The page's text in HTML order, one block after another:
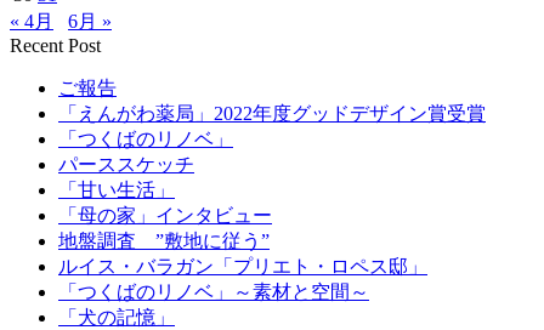
« 4月
6月 »
Recent Post
ご報告
「えんがわ薬局」2022年度グッドデザイン賞受賞
「つくばのリノベ」
パーススケッチ
「甘い生活」
「母の家」インタビュー
地盤調査 ”敷地に従う”
ルイス・バラガン「プリエト・ロペス邸」
「つくばのリノベ」～素材と空間～
「犬の記憶」